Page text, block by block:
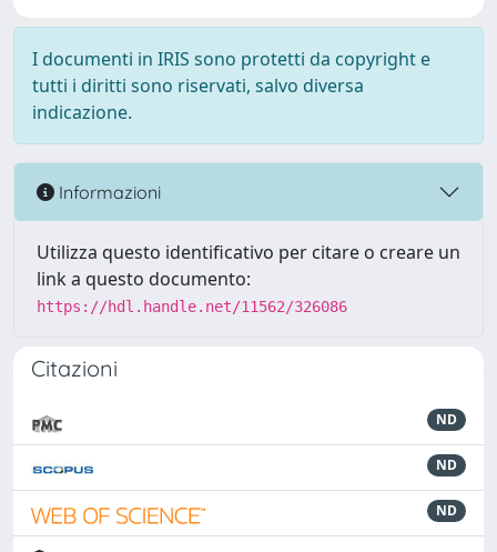
I documenti in IRIS sono protetti da copyright e
tutti i diritti sono riservati, salvo diversa
indicazione.
Informazioni
Utilizza questo identificativo per citare o creare un
link a questo documento:
https://hdl.handle.net/11562/326086
Citazioni
ND
ND
ND